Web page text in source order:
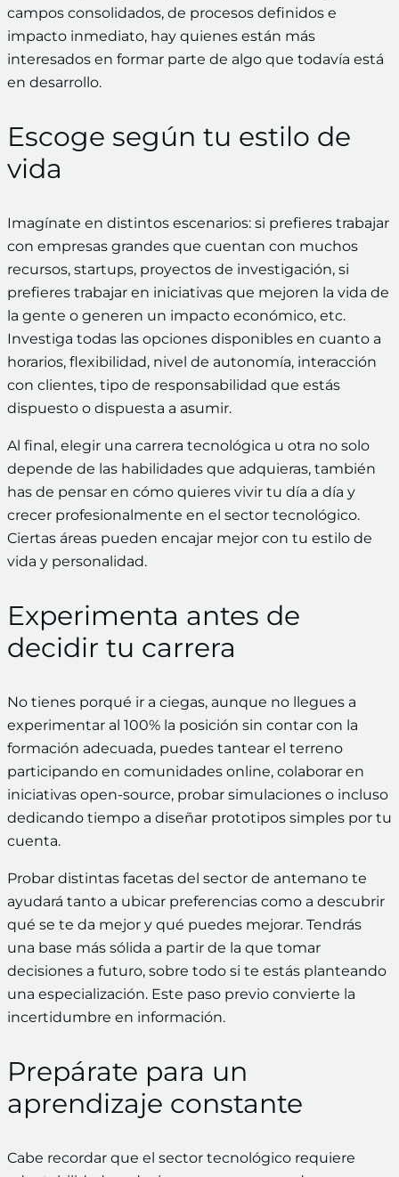
campos consolidados, de procesos definidos e
impacto inmediato, hay quienes están más
interesados en formar parte de algo que todavía está
en desarrollo.
Escoge según tu estilo de
vida
Imagínate en distintos escenarios: si prefieres trabajar
con empresas grandes que cuentan con muchos
recursos, startups, proyectos de investigación, si
prefieres trabajar en iniciativas que mejoren la vida de
la gente o generen un impacto económico, etc.
Investiga todas las opciones disponibles en cuanto a
horarios, flexibilidad, nivel de autonomía, interacción
con clientes, tipo de responsabilidad que estás
dispuesto o dispuesta a asumir.
Al final, elegir una carrera tecnológica u otra no solo
depende de las habilidades que adquieras, también
has de pensar en cómo quieres vivir tu día a día y
crecer profesionalmente en el sector tecnológico.
Ciertas áreas pueden encajar mejor con tu estilo de
vida y personalidad.
Experimenta antes de
decidir tu carrera
No tienes porqué ir a ciegas, aunque no llegues a
experimentar al 100% la posición sin contar con la
formación adecuada, puedes tantear el terreno
participando en comunidades online, colaborar en
iniciativas open-source, probar simulaciones o incluso
dedicando tiempo a diseñar prototipos simples por tu
cuenta.
Probar distintas facetas del sector de antemano te
ayudará tanto a ubicar preferencias como a descubrir
qué se te da mejor y qué puedes mejorar. Tendrás
una base más sólida a partir de la que tomar
decisiones a futuro, sobre todo si te estás planteando
una especialización. Este paso previo convierte la
incertidumbre en información.
Prepárate para un
aprendizaje constante
Cabe recordar que el sector tecnológico requiere